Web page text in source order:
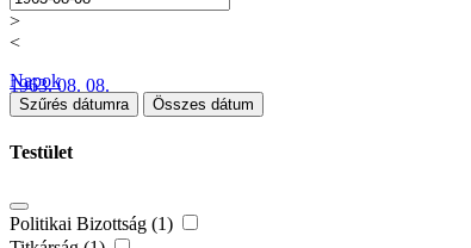
>
<
1963. 08. 08.
Napok
Szűrés dátumra Összes dátum
Testület
Politikai Bizottság (1)